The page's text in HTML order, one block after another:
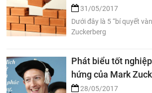
31/05/2017
Dưới đây là 5 “bí quyết
Zuckerberg
Phát biểu tốt
hứng của Mark
28/05/2017